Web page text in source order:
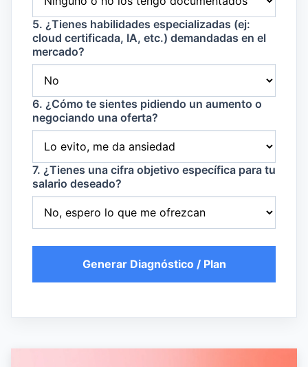
5. ¿Tienes habilidades especializadas (ej:
cloud certificada, IA, etc.) demandadas en el
mercado?
6. ¿Cómo te sientes pidiendo un aumento o
negociando una oferta?
7. ¿Tienes una cifra objetivo específica para tu
salario deseado?
Generar Diagnóstico / Plan